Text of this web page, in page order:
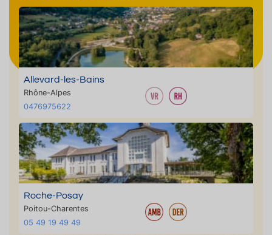
Allevard-les-Bains
Rhône-Alpes
0476975622
Roche-Posay
Poitou-Charentes
05 49 19 49 49